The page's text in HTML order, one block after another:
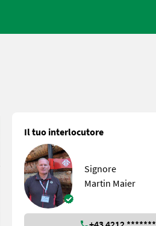
Il tuo interlocutore
Signore
Martin Maier